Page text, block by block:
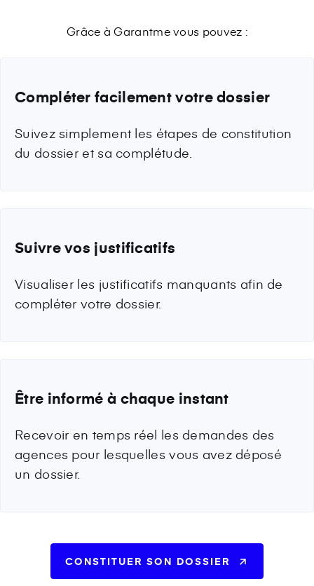
Grâce à Garantme vous pouvez :
Compléter facilement votre dossier
Suivez simplement les étapes de constitution
du dossier et sa complétude.
Suivre vos justificatifs
Visualiser les justificatifs manquants afin de
compléter votre dossier.
Être informé à chaque instant
Recevoir en temps réel les demandes des
agences pour lesquelles vous avez déposé
un dossier.
CONSTITUER SON DOSSIER